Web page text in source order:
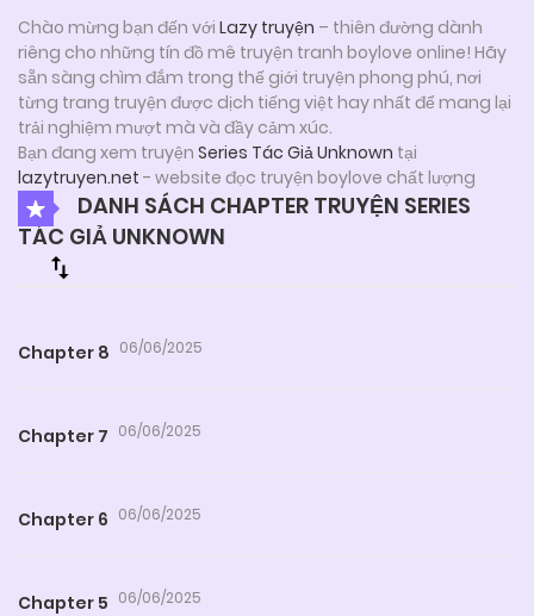
Chào mừng bạn đến với Lazy truyện – thiên đường dành
riêng cho những tín đồ mê truyện tranh boylove online! Hãy
sẵn sàng chìm đắm trong thế giới truyện phong phú, nơi
từng trang truyện được dịch tiếng việt hay nhất để mang lại
trải nghiệm mượt mà và đầy cảm xúc.
Bạn đang xem truyện Series Tác Giả Unknown tại
lazytruyen.net - website đọc truyện boylove chất lượng
DANH SÁCH CHAPTER TRUYỆN SERIES
TÁC GIẢ UNKNOWN
Chapter 8 06/06/2025
Chapter 7 06/06/2025
Chapter 6 06/06/2025
Chapter 5 06/06/2025